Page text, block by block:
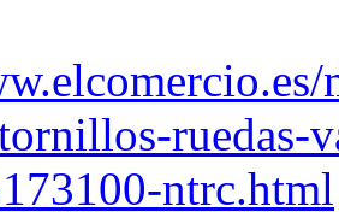
ruedas-
ntrc.html